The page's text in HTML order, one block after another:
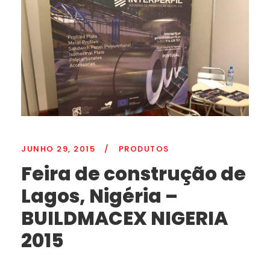
JUNHO 29, 2015 / PRODUTOS
Feira de construção de
Lagos, Nigéria –
BUILDMACEX NIGERIA
2015